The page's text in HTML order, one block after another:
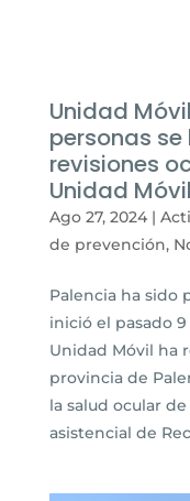
Unidad
personas
revisiones
Unidad
Ago 27, 2024|
de prevención,
Palencia ha sido
inició el pasado
Unidad Móvil ha
provincia de
la salud ocular
asistencial de